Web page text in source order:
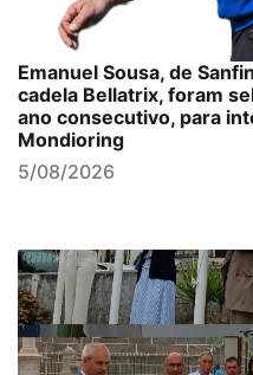
Emanuel Sousa, de
cadela Bellatrix, foram
ano consecutivo, para
Mondioring
5/08/2026